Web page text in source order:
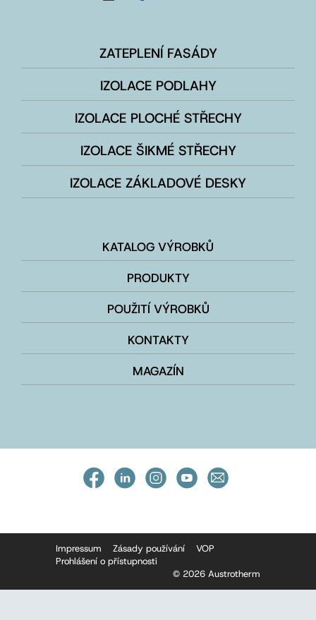
ZATEPLENÍ FASÁDY
IZOLACE PODLAHY
IZOLACE PLOCHÉ STŘECHY
IZOLACE ŠIKMÉ STŘECHY
IZOLACE ZÁKLADOVÉ DESKY
KATALOG VÝROBKŮ
PRODUKTY
POUŽITÍ VÝROBKŮ
KONTAKTY
MAGAZÍN
Impressum Zásady používání
VOP
Prohlášení o přístupnosti
© 2026 Austrotherm